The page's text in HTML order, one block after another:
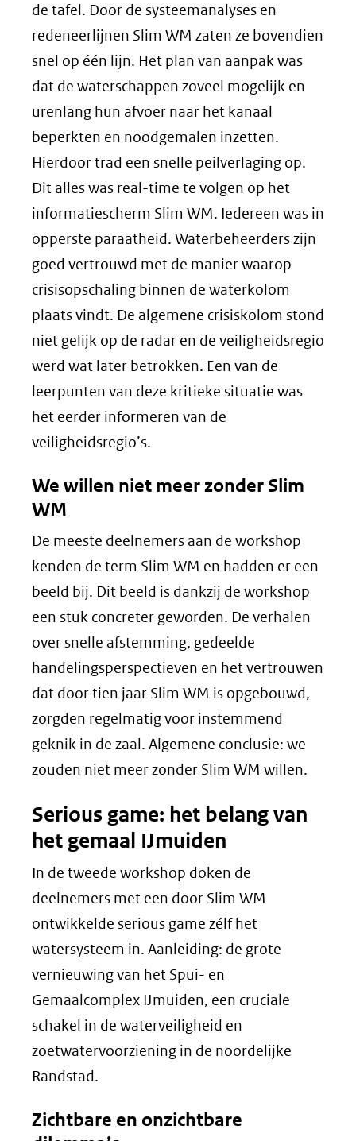
de tafel. Door de systeemanalyses en
redeneerlijnen Slim WM zaten ze bovendien
snel op één lijn. Het plan van aanpak was
dat de waterschappen zoveel mogelijk en
urenlang hun afvoer naar het kanaal
beperkten en noodgemalen inzetten.
Hierdoor trad een snelle peilverlaging op.
Dit alles was real-time te volgen op het
informatiescherm Slim WM. Iedereen was in
opperste paraatheid. Waterbeheerders zijn
goed vertrouwd met de manier waarop
crisisopschaling binnen de waterkolom
plaats vindt. De algemene crisiskolom stond
niet gelijk op de radar en de veiligheidsregio
werd wat later betrokken. Een van de
leerpunten van deze kritieke situatie was
het eerder informeren van de
veiligheidsregio’s.
We willen niet meer zonder Slim
WM
De meeste deelnemers aan de workshop
kenden de term Slim WM en hadden er een
beeld bij. Dit beeld is dankzij de workshop
een stuk concreter geworden. De verhalen
over snelle afstemming, gedeelde
handelingsperspectieven en het vertrouwen
dat door tien jaar Slim WM is opgebouwd,
zorgden regelmatig voor instemmend
geknik in de zaal. Algemene conclusie: we
zouden niet meer zonder Slim WM willen.
Serious game: het belang van
het gemaal IJmuiden
In de tweede workshop doken de
deelnemers met een door Slim WM
ontwikkelde serious game zélf het
watersysteem in. Aanleiding: de grote
vernieuwing van het Spui- en
Gemaalcomplex IJmuiden, een cruciale
schakel in de waterveiligheid en
zoetwatervoorziening in de noordelijke
Randstad.
Zichtbare en onzichtbare